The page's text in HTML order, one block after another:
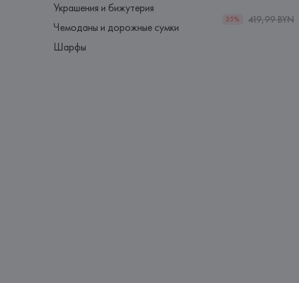
Украшения и бижутерия
Чемоданы и дорожные сумки
Шарфы
35% 419,99 BYN